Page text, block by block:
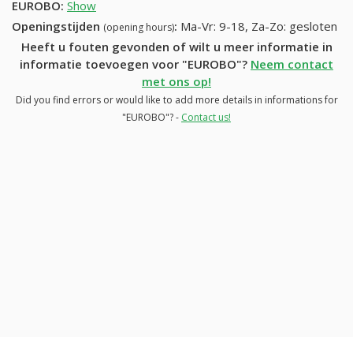
EUROBO: Show
Openingstijden (opening hours): Ma-Vr: 9-18, Za-Zo: gesloten
Heeft u fouten gevonden of wilt u meer informatie in
informatie toevoegen voor "EUROBO"? Neem contact
met ons op!
Did you find errors or would like to add more details in informations for
"EUROBO"? - Contact us!